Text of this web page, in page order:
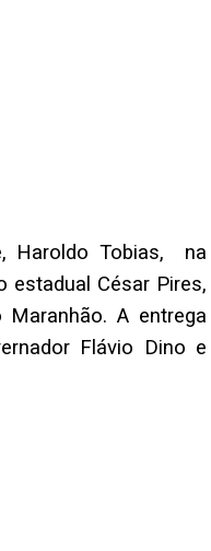
Haroldo Tobias, na
César Pires,
A entrega
Flávio Dino e